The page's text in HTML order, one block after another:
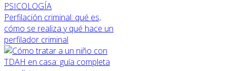
PSICOLOGÍA
Perfilación criminal: qué es,
cómo se realiza y qué hace un
perfilador criminal